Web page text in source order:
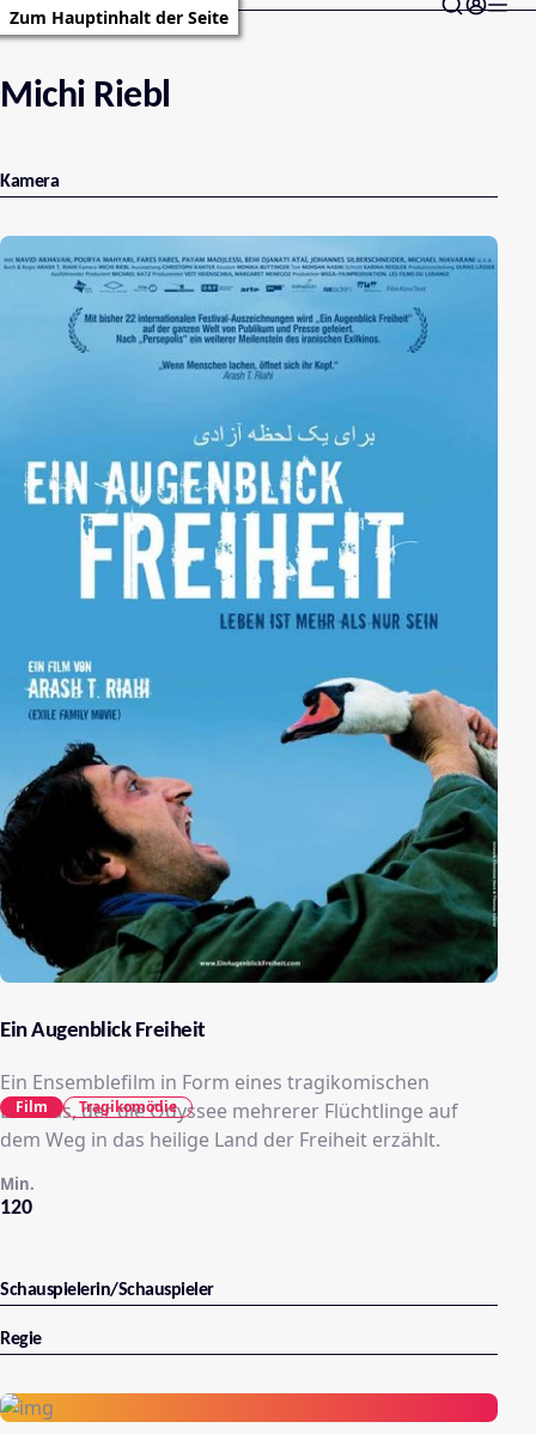
Zum Hauptinhalt der Seite
Michi Riebl
Kamera
Ein Augenblick Freiheit
Ein Ensemblefilm in Form eines tragikomischen
Dramas, der die Odyssee mehrerer Flüchtlinge auf
dem Weg in das heilige Land der Freiheit erzählt.
120
Min.
Film Tragikomödie
Schauspielerin/Schauspieler
Regie